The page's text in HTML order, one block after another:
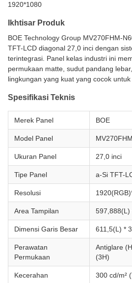
1920*1080
Ikhtisar Produk
BOE Technology Group MV270FHM-
TFT-LCD diagonal 27,0 inci dengan
terintegrasi. Panel kelas industri ini
permukaan matte, sudut pandang
lingkungan yang kuat yang cocok
Spesifikasi Teknis
Merek Panel BOE
Model Panel
Ukuran Panel 27,0 inci
Tipe Panel a-Si TFT-
Resolusi
Area Tampilan 597,888(L)
Dimensi Garis Besar 611,5(L) *
Perawatan
Permukaan
Antiglare
(3H)
Kecerahan 300 cd/m²